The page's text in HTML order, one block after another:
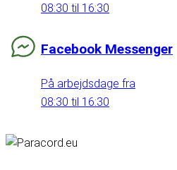
08:30 til 16:30
Facebook Messenger
På arbejdsdage fra
08:30 til 16:30